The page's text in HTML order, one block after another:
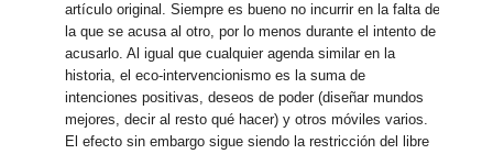
artículo original. Siempre es bueno no incurrir en la falta de
la que se acusa al otro, por lo menos durante el intento de
acusarlo. Al igual que cualquier agenda similar en la
historia, el eco-intervencionismo es la suma de
intenciones positivas, deseos de poder (diseñar mundos
mejores, decir al resto qué hacer) y otros móviles varios.
El efecto sin embargo sigue siendo la restricción del libre